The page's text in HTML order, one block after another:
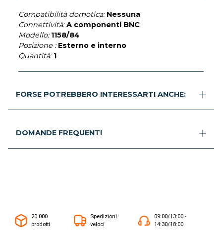
Compatibilità domotica: Nessuna
Connettività: A componenti BNC
Modello: 1158/84
Posizione : Esterno e interno
Quantità: 1
FORSE POTREBBERO INTERESSARTI ANCHE:
DOMANDE FREQUENTI
20.000
prodotti
Spedizioni
veloci
09:00/13:00 -
14:30/18:00